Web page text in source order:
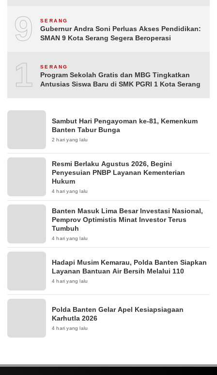
9 SERANG
Gubernur Andra Soni Perluas Akses Pendidikan:
SMAN 9 Kota Serang Segera Beroperasi
10SERANG
Program Sekolah Gratis dan MBG Tingkatkan
Antusias Siswa Baru di SMK PGRI 1 Kota Serang
Sambut Hari Pengayoman ke-81, Kemenkum
Banten Tabur Bunga
2 hari yang lalu
Resmi Berlaku Agustus 2026, Begini
Penyesuian PNBP Layanan Kementerian
Hukum
4 hari yang lalu
Banten Masuk Lima Besar Investasi Nasional,
Pemprov Optimistis Minat Investor Terus
Tumbuh
4 hari yang lalu
Hadapi Musim Kemarau, Polda Banten Siapkan
Layanan Bantuan Air Bersih Melalui 110
4 hari yang lalu
Polda Banten Gelar Apel Kesiapsiagaan
Karhutla 2026
4 hari yang lalu